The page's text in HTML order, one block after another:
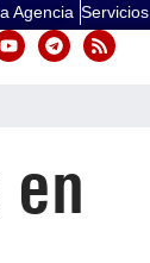
Agencia Servicios